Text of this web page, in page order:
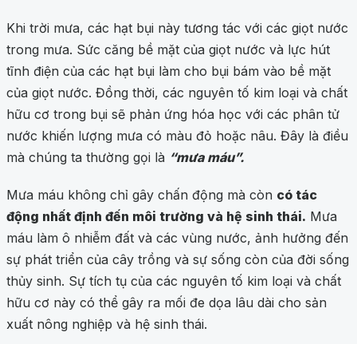
Khi trời mưa, các hạt bụi này tương tác với các giọt nước
trong mưa. Sức căng bề mặt của giọt nước và lực hút
tĩnh điện của các hạt bụi làm cho bụi bám vào bề mặt
của giọt nước. Đồng thời, các nguyên tố kim loại và chất
hữu cơ trong bụi sẽ phản ứng hóa học với các phân tử
nước khiến lượng mưa có màu đỏ hoặc nâu. Đây là điều
mà chúng ta thường gọi là “mưa máu”.
Mưa máu không chỉ gây chấn động mà còn có tác
động nhất định đến môi trường và hệ sinh thái. Mưa
máu làm ô nhiễm đất và các vùng nước, ảnh hưởng đến
sự phát triển của cây trồng và sự sống còn của đời sống
thủy sinh. Sự tích tụ của các nguyên tố kim loại và chất
hữu cơ này có thể gây ra mối đe dọa lâu dài cho sản
xuất nông nghiệp và hệ sinh thái.